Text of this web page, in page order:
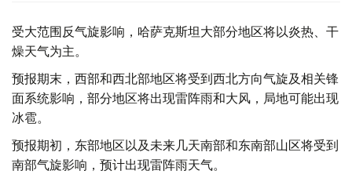
受大范围反气旋影响，哈萨克斯坦大部分地区将以炎热、干
燥天气为主。
预报期末，西部和西北部地区将受到西北方向气旋及相关锋
面系统影响，部分地区将出现雷阵雨和大风，局地可能出现
冰雹。
预报期初，东部地区以及未来几天南部和东南部山区将受到
南部气旋影响，预计出现雷阵雨天气。